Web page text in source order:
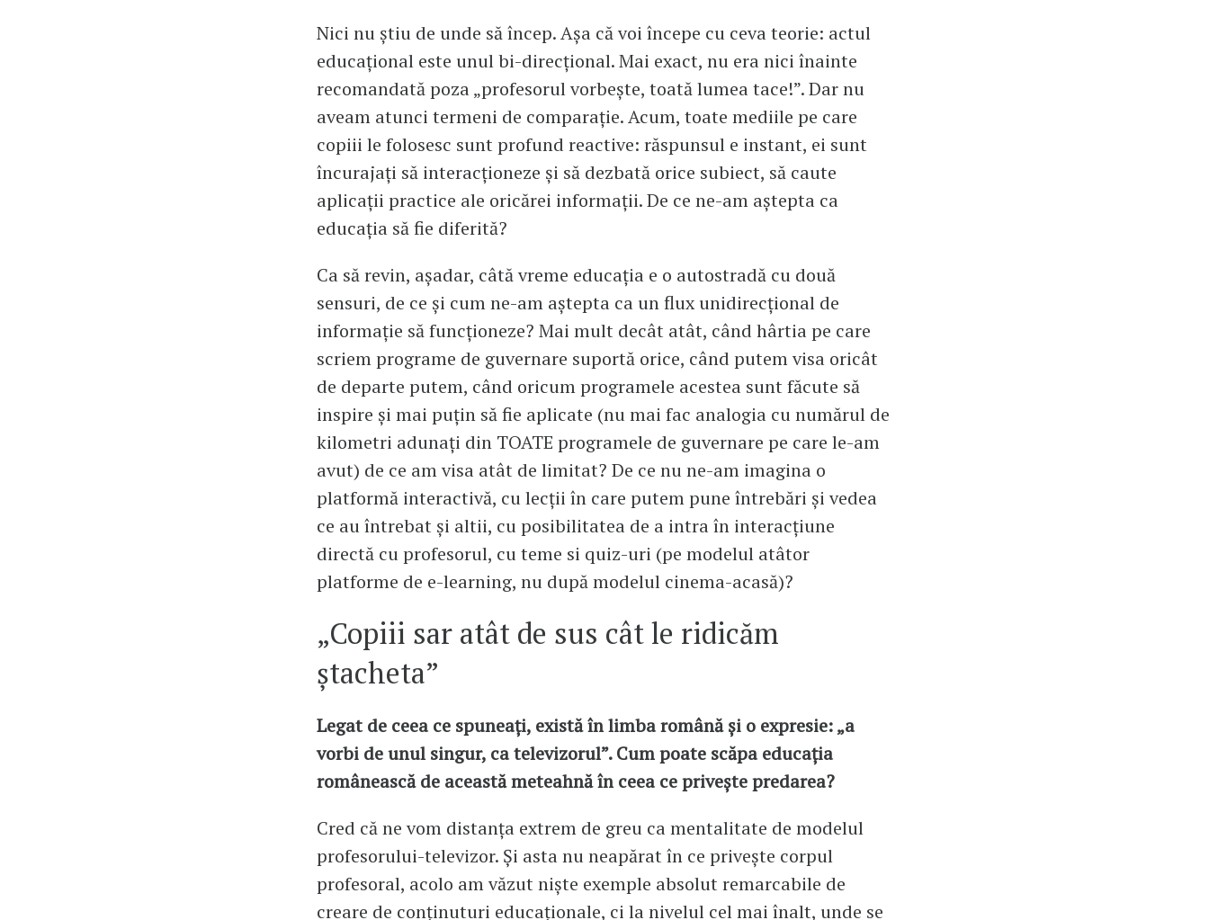
Nici nu știu de unde să încep. Așa că voi începe cu ceva teorie: actul
educațional este unul bi-direcțional. Mai exact, nu era nici înainte
recomandată poza „profesorul vorbește, toată lumea tace!”. Dar nu
aveam atunci termeni de comparație. Acum, toate mediile pe care
copiii le folosesc sunt profund reactive: răspunsul e instant, ei sunt
încurajați să interacționeze și să dezbată orice subiect, să caute
aplicații practice ale oricărei informații. De ce ne-am aștepta ca
educația să fie diferită?
Ca să revin, așadar, câtă vreme educația e o autostradă cu două
sensuri, de ce și cum ne-am aștepta ca un flux unidirecțional de
informație să funcționeze? Mai mult decât atât, când hârtia pe care
scriem programe de guvernare suportă orice, când putem visa oricât
de departe putem, când oricum programele acestea sunt făcute să
inspire și mai puțin să fie aplicate (nu mai fac analogia cu numărul de
kilometri adunați din TOATE programele de guvernare pe care le-am
avut) de ce am visa atât de limitat? De ce nu ne-am imagina o
platformă interactivă, cu lecții în care putem pune întrebări și vedea
ce au întrebat și altii, cu posibilitatea de a intra în interacțiune
directă cu profesorul, cu teme si quiz-uri (pe modelul atâtor
platforme de e-learning, nu după modelul cinema-acasă)?
„Copiii sar atât de sus cât le ridicăm
ștacheta”
Legat de ceea ce spuneați, există în limba română și o expresie: „a
vorbi de unul singur, ca televizorul”. Cum poate scăpa educația
românească de această meteahnă în ceea ce privește predarea?
Cred că ne vom distanța extrem de greu ca mentalitate de modelul
profesorului-televizor. Și asta nu neapărat în ce privește corpul
profesoral, acolo am văzut niște exemple absolut remarcabile de
creare de conținuturi educaționale, ci la nivelul cel mai înalt, unde se